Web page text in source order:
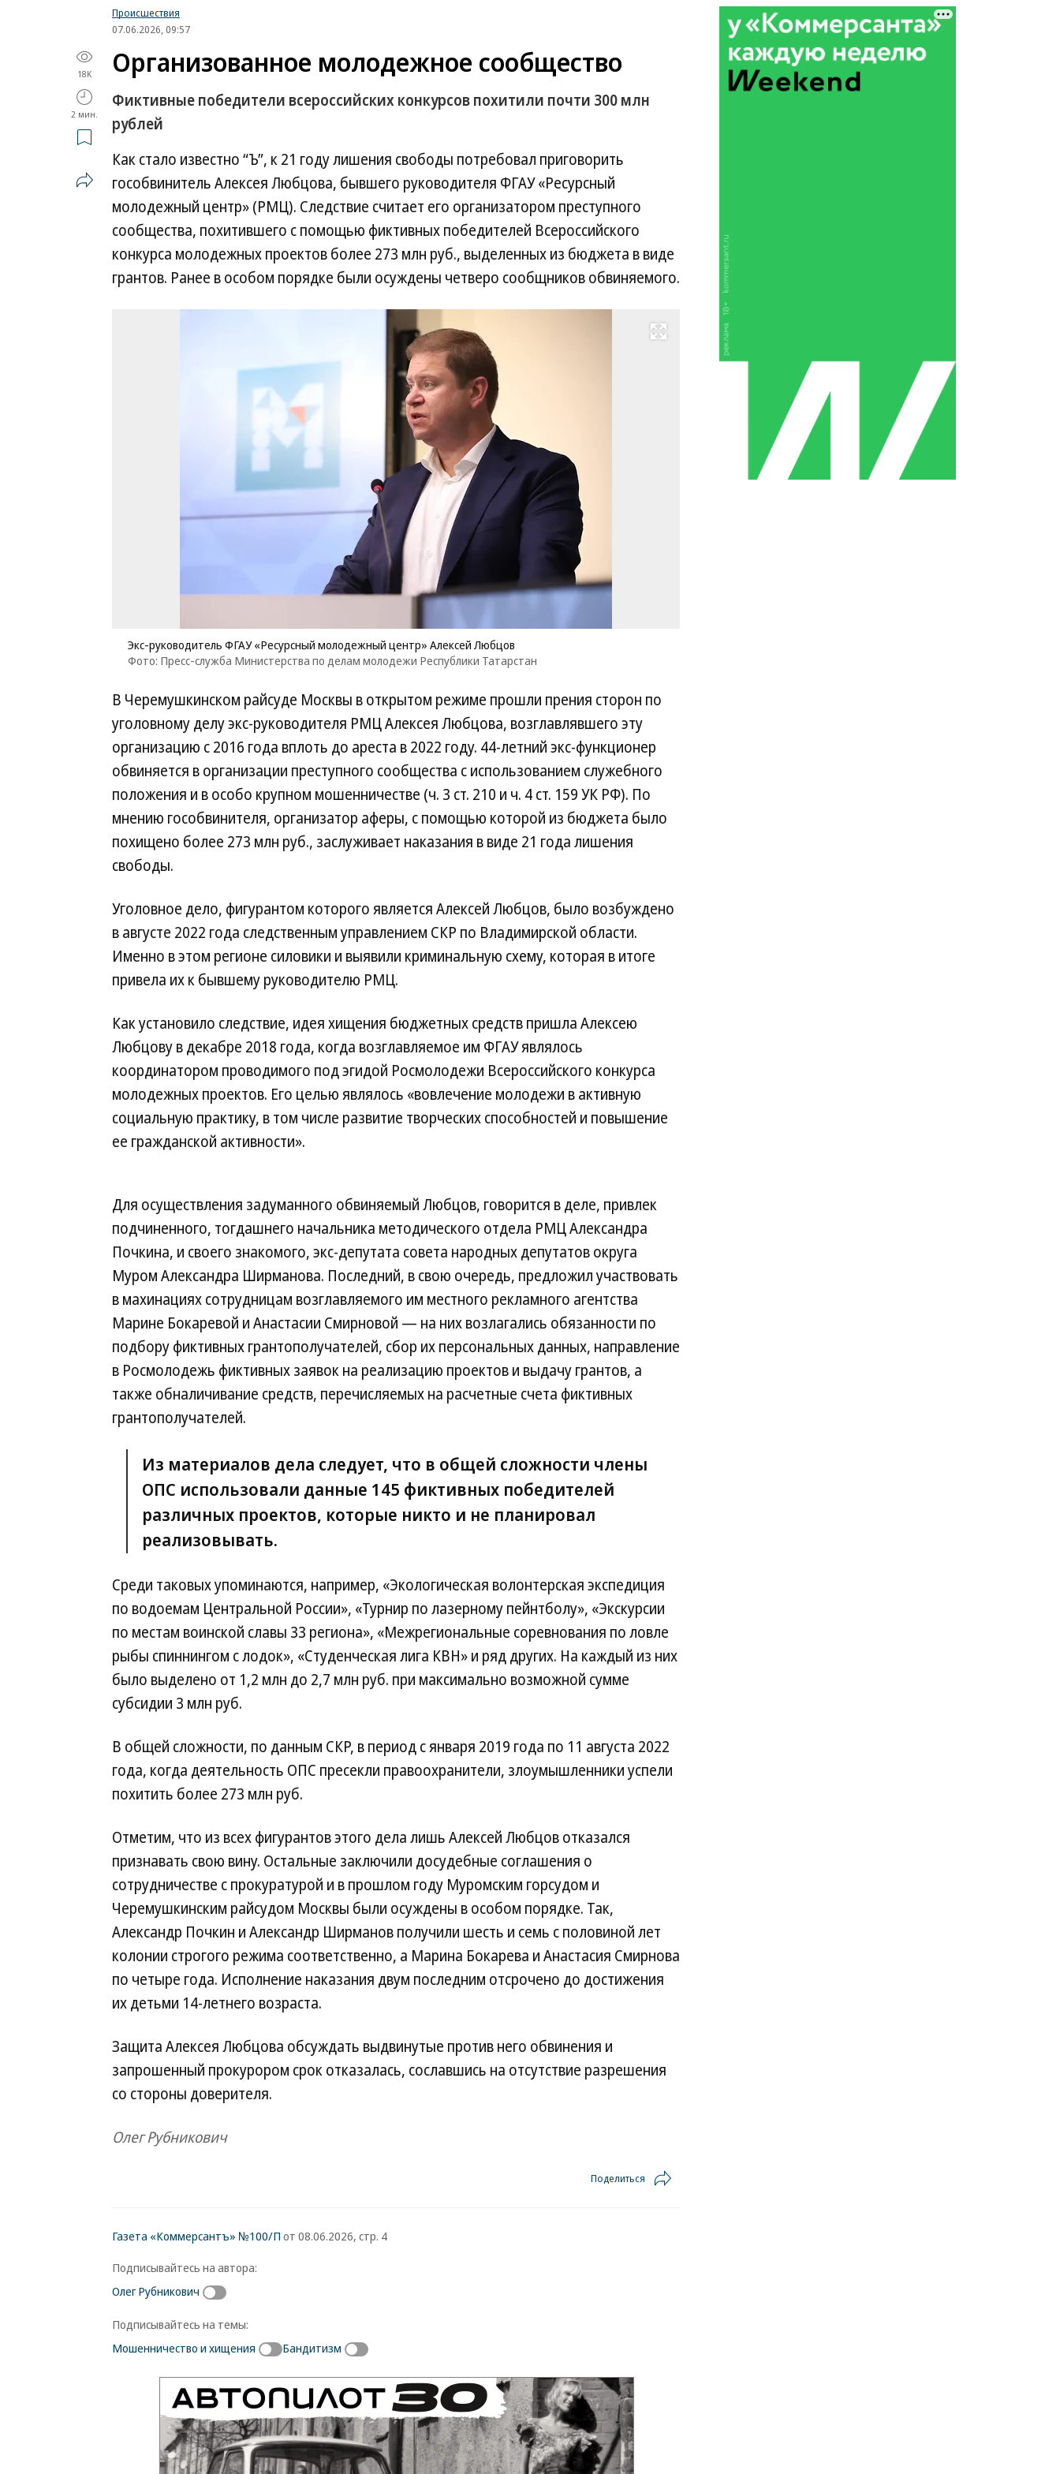
Происшествия
07.06.2026, 09:57
18K
2 мин.
Организованное молодежное сообщество
Фиктивные победители всероссийских конкурсов похитили почти 300 млн
рублей
Как стало известно “Ъ”, к 21 году лишения свободы потребовал приговорить
гособвинитель Алексея Любцова, бывшего руководителя ФГАУ «Ресурсный
молодежный центр» (РМЦ). Следствие считает его организатором преступного
сообщества, похитившего с помощью фиктивных победителей Всероссийского
конкурса молодежных проектов более 273 млн руб., выделенных из бюджета в виде
грантов. Ранее в особом порядке были осуждены четверо сообщников обвиняемого.
Развернуть на весь экран
Экс-руководитель ФГАУ «Ресурсный молодежный центр» Алексей Любцов
Фото: Пресс-служба Министерства по делам молодежи Республики Татарстан
В Черемушкинском райсуде Москвы в открытом режиме прошли прения сторон по
уголовному делу экс-руководителя РМЦ Алексея Любцова, возглавлявшего эту
организацию с 2016 года вплоть до ареста в 2022 году. 44-летний экс-функционер
обвиняется в организации преступного сообщества с использованием служебного
положения и в особо крупном мошенничестве (ч. 3 ст. 210 и ч. 4 ст. 159 УК РФ). По
мнению гособвинителя, организатор аферы, с помощью которой из бюджета было
похищено более 273 млн руб., заслуживает наказания в виде 21 года лишения
свободы.
Уголовное дело, фигурантом которого является Алексей Любцов, было возбуждено
в августе 2022 года следственным управлением СКР по Владимирской области.
Именно в этом регионе силовики и выявили криминальную схему, которая в итоге
привела их к бывшему руководителю РМЦ.
Как установило следствие, идея хищения бюджетных средств пришла Алексею
Любцову в декабре 2018 года, когда возглавляемое им ФГАУ являлось
координатором проводимого под эгидой Росмолодежи Всероссийского конкурса
молодежных проектов. Его целью являлось «вовлечение молодежи в активную
социальную практику, в том числе развитие творческих способностей и повышение
ее гражданской активности».
Для осуществления задуманного обвиняемый Любцов, говорится в деле, привлек
подчиненного, тогдашнего начальника методического отдела РМЦ Александра
Почкина, и своего знакомого, экс-депутата совета народных депутатов округа
Муром Александра Ширманова. Последний, в свою очередь, предложил участвовать
в махинациях сотрудницам возглавляемого им местного рекламного агентства
Марине Бокаревой и Анастасии Смирновой — на них возлагались обязанности по
подбору фиктивных грантополучателей, сбор их персональных данных, направление
в Росмолодежь фиктивных заявок на реализацию проектов и выдачу грантов, а
также обналичивание средств, перечисляемых на расчетные счета фиктивных
грантополучателей.
Из материалов дела следует, что в общей сложности члены
ОПС использовали данные 145 фиктивных победителей
различных проектов, которые никто и не планировал
реализовывать.
Среди таковых упоминаются, например, «Экологическая волонтерская экспедиция
по водоемам Центральной России», «Турнир по лазерному пейнтболу», «Экскурсии
по местам воинской славы 33 региона», «Межрегиональные соревнования по ловле
рыбы спиннингом с лодок», «Студенческая лига КВН» и ряд других. На каждый из них
было выделено от 1,2 млн до 2,7 млн руб. при максимально возможной сумме
субсидии 3 млн руб.
В общей сложности, по данным СКР, в период с января 2019 года по 11 августа 2022
года, когда деятельность ОПС пресекли правоохранители, злоумышленники успели
похитить более 273 млн руб.
Отметим, что из всех фигурантов этого дела лишь Алексей Любцов отказался
признавать свою вину. Остальные заключили досудебные соглашения о
сотрудничестве с прокуратурой и в прошлом году Муромским горсудом и
Черемушкинским райсудом Москвы были осуждены в особом порядке. Так,
Александр Почкин и Александр Ширманов получили шесть и семь с половиной лет
колонии строгого режима соответственно, а Марина Бокарева и Анастасия Смирнова
по четыре года. Исполнение наказания двум последним отсрочено до достижения
их детьми 14-летнего возраста.
Защита Алексея Любцова обсуждать выдвинутые против него обвинения и
запрошенный прокурором срок отказалась, сославшись на отсутствие разрешения
со стороны доверителя.
Олег Рубникович
Поделиться
Газета «Коммерсантъ» №100/П от 08.06.2026, стр. 4
Подписывайтесь на автора:
Олег Рубникович
Подписывайтесь на темы:
Мошенничество и хищения
Бандитизм